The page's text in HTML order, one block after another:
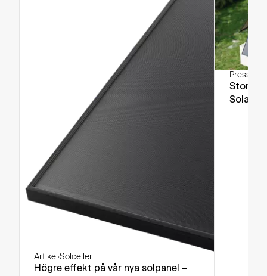
Artikel·Solceller
Högre effekt på vår nya solpanel –
Stort
Solar